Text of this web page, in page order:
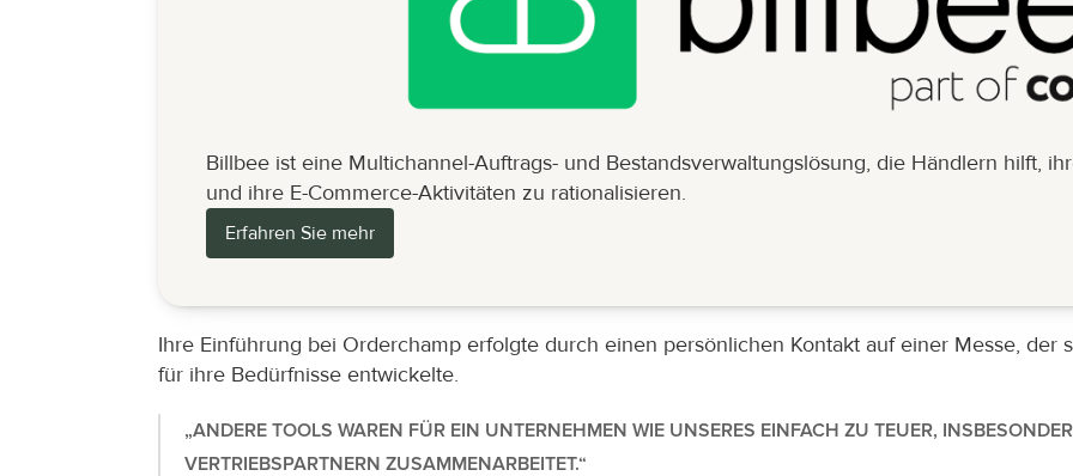
Billbee ist eine Multichannel-Auftrags- und Bestandsverwaltungslösung, die Händlern hilft,
und ihre E-Commerce-Aktivitäten zu rationalisieren.
Erfahren Sie mehr
Ihre Einführung bei Orderchamp erfolgte durch einen persönlichen Kontakt auf einer Messe, der
für ihre Bedürfnisse entwickelte.
„ANDERE TOOLS WAREN FÜR EIN UNTERNEHMEN WIE UNSERES EINFACH ZU TEUER,
VERTRIEBSPARTNERN ZUSAMMENARBEITET.“